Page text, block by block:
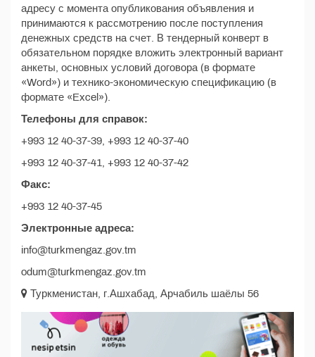
адресу с момента опубликования объявления и
принимаются к рассмотрению после поступления
денежных средств на счет. В тендерный конверт в
обязательном порядке вложить электронный вариант
анкеты, основных условий договора (в формате
«Word») и технико-экономическую спецификацию (в
формате «Excel»).
Телефоны для справок:
+993 12 40-37-39, +993 12 40-37-40
+993 12 40-37-41, +993 12 40-37-42
Факс:
+993 12 40-37-45
Электронные адреса:
info@turkmengaz.gov.tm
odum@turkmengaz.gov.tm
Туркменистан, г.Ашхабад, Арчабиль шаёлы 56